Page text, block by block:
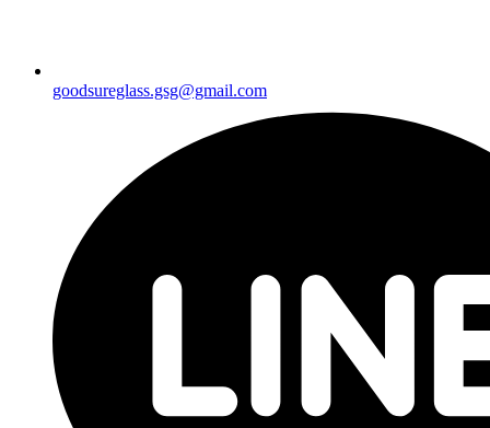
goodsureglass.gsg@gmail.com